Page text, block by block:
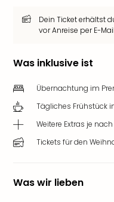
Dein Ticket erhältst
vor Anreise per E-
Was inklusive ist
Übernachtung im
Tägliches Frühstück
Weitere Extras je
Tickets für den
Was wir lieben